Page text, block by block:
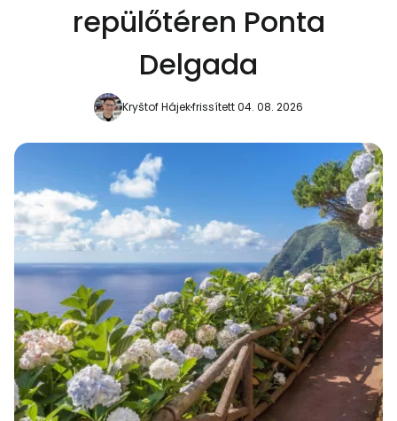
repülőtéren Ponta
Delgada
Kryštof Hájekfrissített 04. 08. 2026
Folytatás a Facebookkal
Folytassa e-mailben